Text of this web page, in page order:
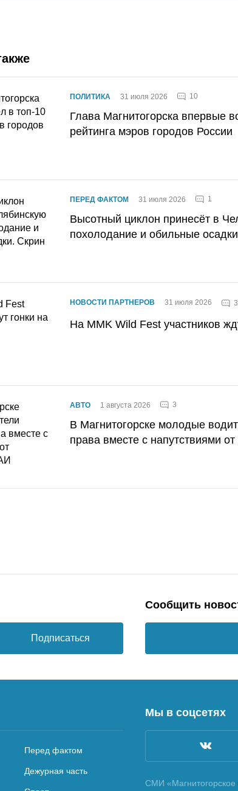
ПОЛИТИКА 31 июля 2026 10
Глава Магнитогорска впервые
рейтинга мэров городов России
ПЕРЕД ФАКТОМ 31 июля 2026 1
Высотный циклон принесёт в
похолодание и обильные
НОВОСТИ ПАРТНЕРОВ 31 июля 2026 3
На MMK Wild Fest участников
АВТО 1 августа 2026 3
В Магнитогорске молодые
права вместе с напутствиями
Подписаться
Сообщить
Перед фактом
Дежурная часть
Мы в соцсетях
СМИ «Магнитогорское